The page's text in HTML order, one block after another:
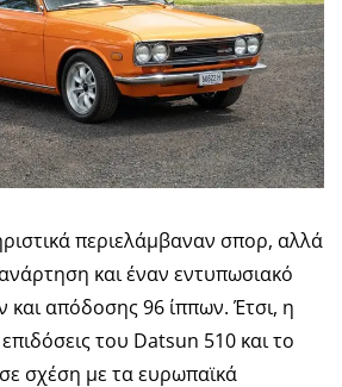
περιελάμβαναν σπορ, αλλά
και έναν εντυπωσιακό
και απόδοσης 96 ίππων. Έτσι, η
του Datsun 510 και το
σχέση με τα ευρωπαϊκά